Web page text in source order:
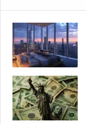
и
ю
н
а
ю
ж
н
о